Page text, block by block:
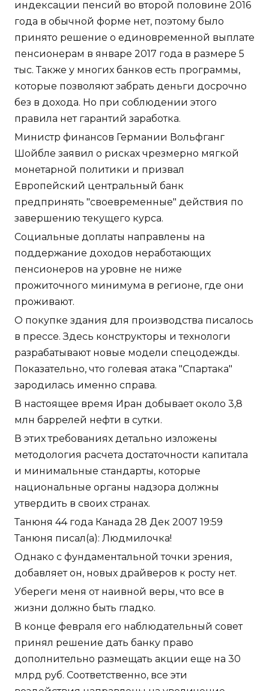
индексации пенсий во второй половине 2016
года в обычной форме нет, поэтому было
принято решение о единовременной выплате
пенсионерам в январе 2017 года в размере 5
тыс. Также у многих банков есть программы,
которые позволяют забрать деньги досрочно
без в дохода. Но при соблюдении этого
правила нет гарантий заработка.
Министр финансов Германии Вольфганг
Шойбле заявил о рисках чрезмерно мягкой
монетарной политики и призвал
Европейский центральный банк
предпринять "своевременные" действия по
завершению текущего курса.
Социальные доплаты направлены на
поддержание доходов неработающих
пенсионеров на уровне не ниже
прожиточного минимума в регионе, где они
проживают.
О покупке здания для производства писалось
в прессе. Здесь конструкторы и технологи
разрабатывают новые модели спецодежды.
Показательно, что голевая атака "Спартака"
зародилась именно справа.
В настоящее время Иран добывает около 3,8
млн баррелей нефти в сутки.
В этих требованиях детально изложены
методология расчета достаточности капитала
и минимальные стандарты, которые
национальные органы надзора должны
утвердить в своих странах.
Танюня 44 года Канада 28 Дек 2007 19:59
Танюня писал(а): Людмилочка!
Однако с фундаментальной точки зрения,
добавляет он, новых драйверов к росту нет.
Убереги меня от наивной веры, что все в
жизни должно быть гладко.
В конце февраля его наблюдательный совет
принял решение дать банку право
дополнительно размещать акции еще на 30
млрд руб. Соответственно, все эти